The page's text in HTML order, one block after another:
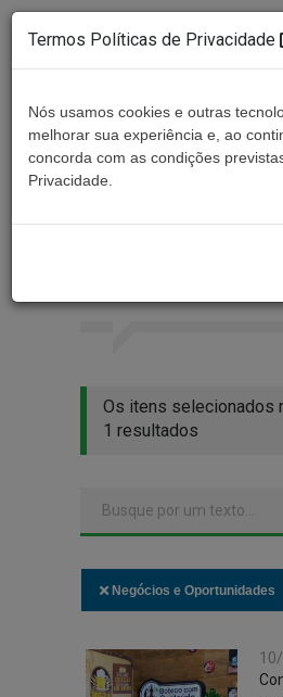
Resultados
Os itens selecionados
1 resultados
Negócios e Oportunidades
Termos Políticas de Privacidade
Nós usamos cookies e outras
melhorar sua experiência e, ao
concorda com as condições
Privacidade.